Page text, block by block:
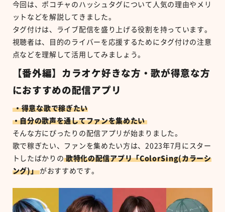
今回は、ポコチャのハッシュタグについて人気の理由やメリ
ットなどを解説してきました。
タグ付けは、ライブ配信を盛り上げる役割を持っています。
視聴者は、目的のライバーを応援するためにタグ付けの注意
点などを理解して活用してみましょう。
【番外編】カラオケ好きな方・歌が得意な方
におすすめの配信アプリ
・得意な歌で稼ぎたい
・自分の歌声を通してファンを集めたい
そんな方にぴったりの配信アプリが始まりました。
歌で稼ぎたい、ファンを集めたい方は、2023年7月にスター
トしたばかりの 歌特化の配信アプリ「ColorSing(カラーシ
ング)」 がおすすめです。